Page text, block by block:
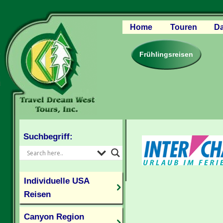
Home
Touren
Canyon Region
Rocky
Pazifischer
Frühlingsreisen
Suchbegriff:
Individuelle USA
Reisen
Canyon Region